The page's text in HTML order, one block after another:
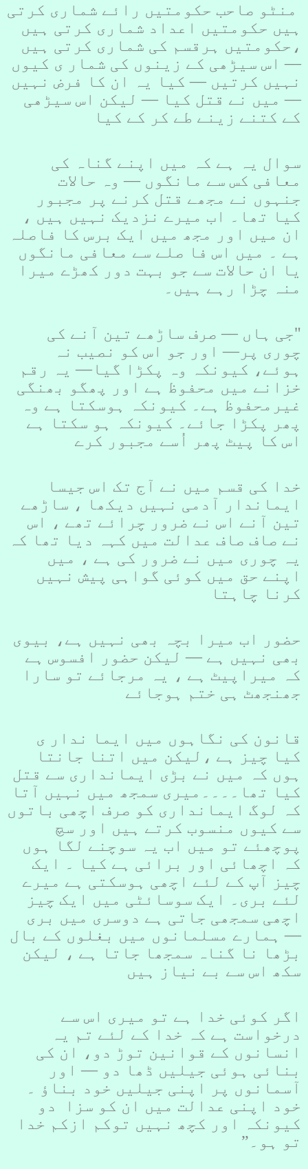
منٹو صاحب حکومتیں رائے شماری کرتی
ہیں حکومتیں اعداد شماری کرتی ہیں
،حکومتیں ہرقسم کی شماری کرتی ہیں
–– اس سیڑھی کے زینوں کی شمار ی کیوں
نہیں کرتیں –– کیا یہ ان کا فرض نہیں
–– میں نے قتل کیا –– لیکن اس سیڑھی
کے کتنے زینے طے کر کے کیا
سوال یہ ہے کہ میں اپنے گناہ کی
معافی کس سے مانگوں –– وہ حالات
جنہوں نے مجھے قتل کرنے پر مجبور
کیا تھا۔ اب میرے نزدیک نہیں ہیں ،
ان میں اور مجھ میں ایک برس کا فاصلہ
ہے ۔ میں اس فا صلے سے معافی مانگوں
یا ان حالات سے جو بہت دور کھڑے میرا
منہ چڑا رہے ہیں۔
"جی ہاں –– صرف ساڑھے تین آنے کی
چوری پر–– اور جو اس کو نصیب نہ
ہوئے، کیونکہ وہ پکڑا گیا–– یہ رقم
خزانے میں محفوظ ہے اور پھگو بھنگی
غیرمحفوظ ہے۔ کیونکہ ہوسکتا ہے وہ
پھر پکڑا جائے۔ کیونکہ ہو سکتا ہے
اس کا پیٹ پھر اُسے مجبور کرے
خدا کی قسم میں نے آج تک اس جیسا
ایماندار آدمی نہیں دیکھا ، ساڑھے
تین آنے اس نے ضرور چرائے تھے ، اس
نے صاف صاف عدالت میں کہہ دیا تھا کہ
یہ چوری میں نے ضرور کی ہے ، میں
اپنے حق میں کوئی گواہی پیش نہیں
کرنا چاہتا
حضور اب میرا بچہ بھی نہیں ہے، بیوی
بھی نہیں ہے –– لیکن حضور افسوس ہے
کہ میراپیٹ ہے ، یہ مرجائے تو سارا
جھنجھٹ ہی ختم ہوجائے
قانون کی نگاہوں میں ایما ندار ی
کیا چیز ہے ،لیکن میں اتنا جانتا
ہوں کہ میں نے بڑی ایمانداری سے قتل
کیا تھا۔۔۔۔میری سمجھ میں نہیں آتا
کہ لوگ ایمانداری کو صرف اچھی باتوں
سے کیوں منسوب کرتے ہیں اور سچ
پوچھئے تو میں اب یہ سوچنے لگا ہوں
کہ اچھائی اور برائی ہے کیا ۔ ایک
چیز آپ کے لئے اچھی ہوسکتی ہے میرے
لئے بری۔ ایک سوسائٹی میں ایک چیز
اچھی سمجھی جاتی ہے دوسری میں بری
–– ہمارے مسلمانوں میں بغلوں کے بال
بڑھا نا گناہ سمجھا جاتا ہے ، لیکن
سکھ اس سے بے نیاز ہیں
اگر کوئی خدا ہے تو میری اس سے
درخواست ہے کہ خدا کے لئے تم یہ
انسانوں کے قوانین توڑ دو، ان کی
بنائی ہوئی جیلیں ڈھا دو –– اور
آسمانوں پر اپنی جیلیں خود بناؤ ۔
خود اپنی عدالت میں ان کو سزا دو
کیونکہ اور کچھ نہیں توکم ازکم خدا
تو ہو۔”